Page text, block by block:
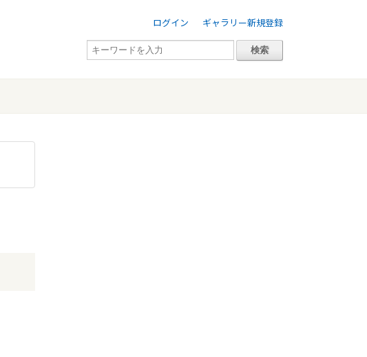
ログイン ギャラリー新規登録